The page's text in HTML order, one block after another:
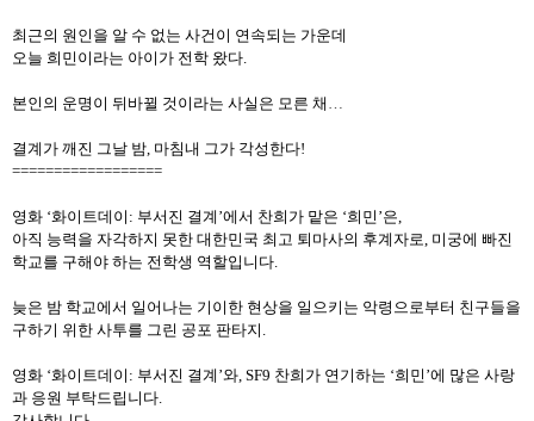
최근의 원인을 알 수 없는 사건이 연속되는 가운데
오늘 희민이라는 아이가 전학 왔다
본인의 운명이 뒤바뀔 것이라는 사실은 모른 채
결계가 깨진 그날 밤 마침내 그가 각성한다!
==================
영화 ‘화이트데이 : 부서진 결계 ’에서 찬희가 맡은 ‘희민 ’은
아직 능력을 자각하지 못한 대한민국 최고 퇴마사의 후계자로 미궁에 빠진
학교를 구해야 하는 전학생 역할입니다
늦은 밤 학교에서 일어나는 기이한 현상을 일으키는 악령으로부터 친구들을
구하기 위한 사투를 그린 공포 판타지
영화 ‘화이트데이 : 부서진 결계 ’와 , SF9 찬희가 연기하는 ‘희민 ’에 많은 사랑
과 응원 부탁드립니다